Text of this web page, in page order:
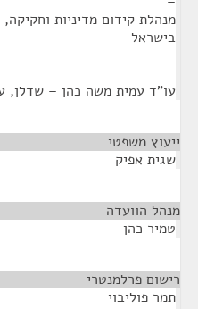
מנהלת קידום מדיניות
בישראל
עו"ד עמית משה כהן – שדלן,
ייעוץ משפטי
שגית אפיק
מנהל הוועדה
טמיר כהן
רישום פרלמנטרי
תמר פוליבוי